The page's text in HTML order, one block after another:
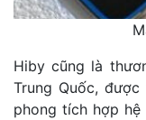
Hiby cũng là
Trung Quốc, được
phong tích hợp